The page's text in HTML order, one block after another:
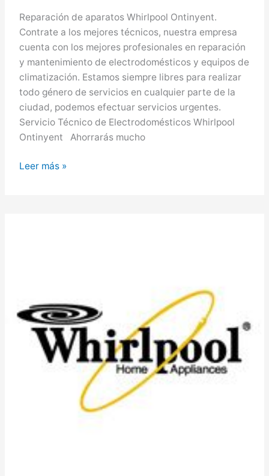
Reparación de aparatos Whirlpool Ontinyent.
Contrate a los mejores técnicos, nuestra empresa
cuenta con los mejores profesionales en reparación
y mantenimiento de electrodomésticos y equipos de
climatización. Estamos siempre libres para realizar
todo género de servicios en cualquier parte de la
ciudad, podemos efectuar servicios urgentes.
Servicio Técnico de Electrodomésticos Whirlpool
Ontinyent Ahorrarás mucho
Whirlpool
Leer más »